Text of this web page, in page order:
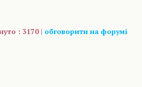
: 3170 | обговорити на форумі